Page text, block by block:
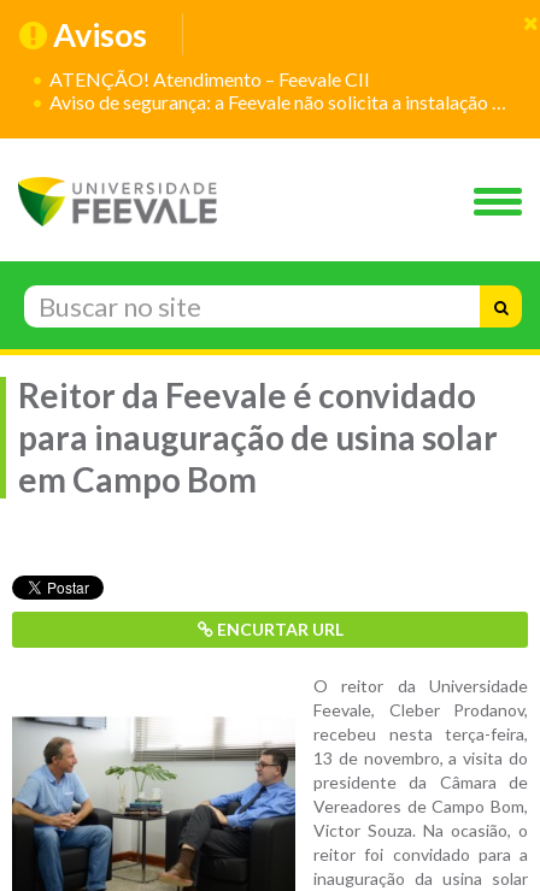
Avisos
ATENÇÃO! Atendimento – Feevale CII
Aviso de segurança: a Feevale não solicita a instalação de aplicativos
Reitor da Feevale é convidado
para inauguração de usina solar
em Campo Bom
ENCURTAR URL
O reitor da Universidade
Feevale, Cleber Prodanov,
recebeu nesta terça-feira,
13 de novembro, a visita do
presidente da Câmara de
Vereadores de Campo Bom,
Victor Souza. Na ocasião, o
reitor foi convidado para a
inauguração da usina solar